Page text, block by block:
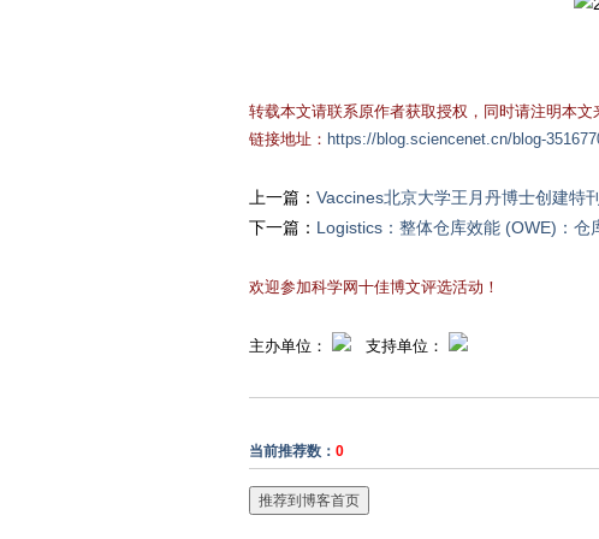
转载本文请联系原作者获取授权，同时请注明本文
链接地址： https://blog.sciencenet.cn/blog-
上一篇： Vaccines北京大学王月丹博士创建特
下一篇： Logistics：整体仓库效能 (OWE)：仓
欢迎参加科学网十佳博文评选活动！
主办单位： 支持单位：
当前推荐数： 0
推荐到博客首页